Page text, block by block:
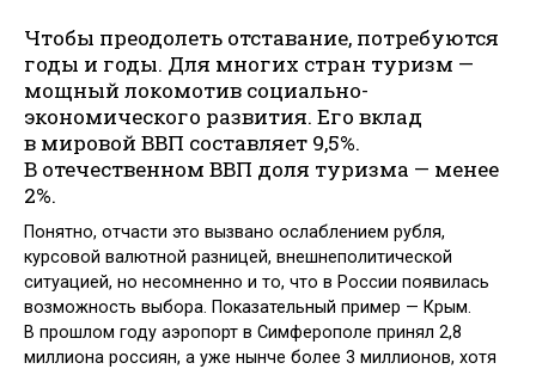
Чтобы преодолеть отставание, потребуются
годы и годы. Для многих стран туризм —
мощный локомотив социально-
экономического развития. Его вклад
в мировой ВВП составляет 9,5%.
В отечественном ВВП доля туризма — менее
2%.
Понятно, отчасти это вызвано ослаблением рубля,
курсовой валютной разницей, внешнеполитической
ситуацией, но несомненно и то, что в России появилась
возможность выбора. Показательный пример — Крым.
В прошлом году аэропорт в Симферополе принял 2,8
миллиона россиян, а уже нынче более 3 миллионов, хотя